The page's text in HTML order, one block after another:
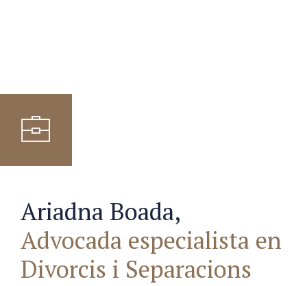
Ariadna Boada,
Advocada especialista en
Divorcis i Separacions